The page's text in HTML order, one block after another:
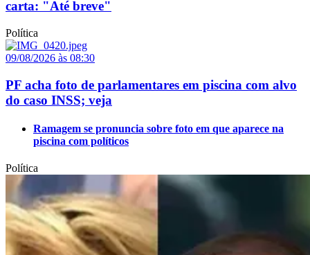
carta: "Até breve"
Política
09/08/2026 às 08:30
PF acha foto de parlamentares em piscina com alvo
do caso INSS; veja
Ramagem se pronuncia sobre foto em que aparece na
piscina com políticos
Política